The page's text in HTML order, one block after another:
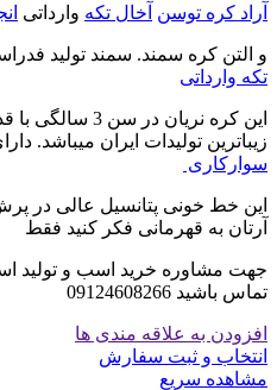
آراد کره توسن آخال تکه وارداتی
و التن کره سمند. سمند تولید
تکه وارداتی
زیباترین تولیدات ایران میباشد.
سوارکاری
این خط خونی پتانسیل عالی در
آرتان به قهرمانی فکر کنید فقط
جهت مشاوره خرید اسب و تولید
تماس باشید 09124608266
افزودن به علاقه مندی ها
انتخاب و ثبت سفارش
مشاهده سریع